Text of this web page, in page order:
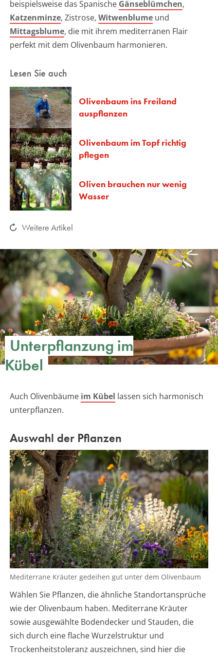
beispielsweise das Spanische Gänseblümchen,
Katzenminze, Zistrose, Witwenblume und
Mittagsblume, die mit ihrem mediterranen Flair
perfekt mit dem Olivenbaum harmonieren.
Lesen Sie auch
Olivenbaum ins Freiland
auspflanzen
Olivenbaum im Topf richtig
pflegen
Oliven brauchen nur wenig
Wasser
Weitere Artikel
Unterpflanzung im
Kübel
Auch Olivenbäume im Kübel lassen sich harmonisch
unterpflanzen.
Auswahl der Pflanzen
Mediterrane Kräuter gedeihen gut unter dem Olivenbaum
Wählen Sie Pflanzen, die ähnliche Standortansprüche
wie der Olivenbaum haben. Mediterrane Kräuter
sowie ausgewählte Bodendecker und Stauden, die
sich durch eine flache Wurzelstruktur und
Trockenheitstoleranz auszeichnen, sind hier die